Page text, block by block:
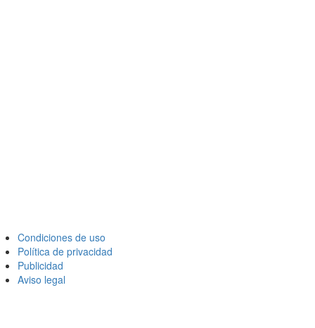
Condiciones de uso
Política de privacidad
Publicidad
Aviso legal